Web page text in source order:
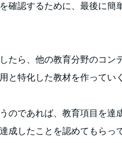
確認するために、最後に簡
たら、他の教育分野のコン
と特化した教材を作ってい
のであれば、教育項目を達
成したことを認めてもらっ